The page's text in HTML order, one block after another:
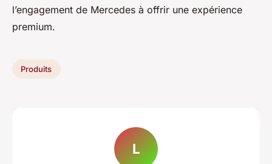
l’engagement de Mercedes à offrir une expérience
premium.
Produits
L